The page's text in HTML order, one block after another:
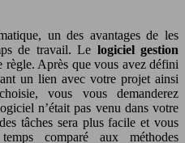
un des avantages de les
de travail. Le logiciel gestion
règle. Après que vous avez défini
un lien avec votre projet ainsi
vous vous demanderez
n’était pas venu dans votre
tâches sera plus facile et vous
comparé aux méthodes